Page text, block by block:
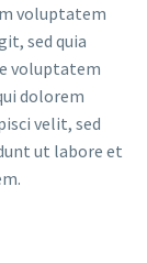
voluptatem
sed quia
voluptatem
dolorem
velit, sed
ut labore et